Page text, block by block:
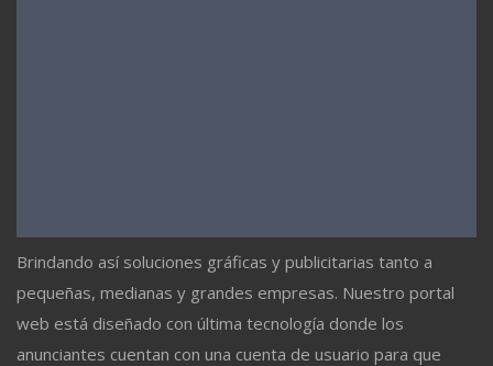
Brindando así soluciones gráficas y publicitarias tanto a
pequeñas, medianas y grandes empresas. Nuestro portal
web está diseñado con última tecnología donde los
anunciantes cuentan con una cuenta de usuario para que